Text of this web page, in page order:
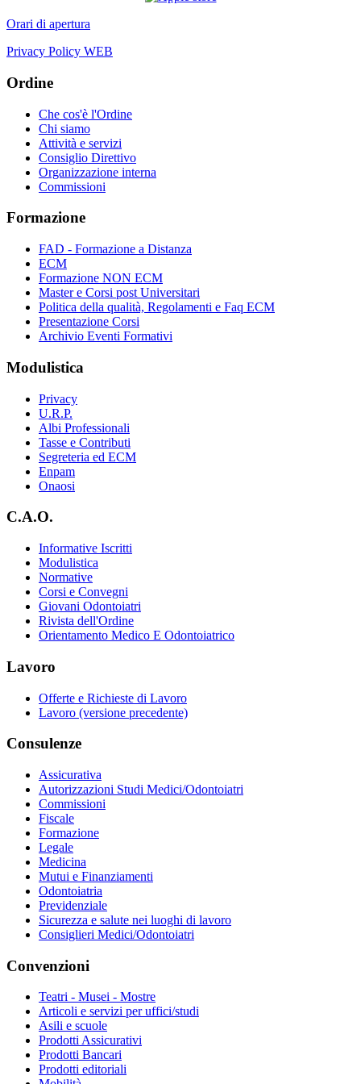
Orari di apertura
Privacy Policy WEB
Ordine
Che cos'è l'Ordine
Chi siamo
Attività e servizi
Consiglio Direttivo
Organizzazione interna
Commissioni
Formazione
FAD - Formazione a Distanza
ECM
Formazione NON ECM
Master e Corsi post Universitari
Politica della qualità, Regolamenti e Faq ECM
Presentazione Corsi
Archivio Eventi Formativi
Modulistica
Privacy
U.R.P.
Albi Professionali
Tasse e Contributi
Segreteria ed ECM
Enpam
Onaosi
C.A.O.
Informative Iscritti
Modulistica
Normative
Corsi e Convegni
Giovani Odontoiatri
Rivista dell'Ordine
Orientamento Medico E Odontoiatrico
Lavoro
Offerte e Richieste di Lavoro
Lavoro (versione precedente)
Consulenze
Assicurativa
Autorizzazioni Studi Medici/Odontoiatri
Commissioni
Fiscale
Formazione
Legale
Medicina
Mutui e Finanziamenti
Odontoiatria
Previdenziale
Sicurezza e salute nei luoghi di lavoro
Consiglieri Medici/Odontoiatri
Convenzioni
Teatri - Musei - Mostre
Articoli e servizi per uffici/studi
Asili e scuole
Prodotti Assicurativi
Prodotti Bancari
Prodotti editoriali